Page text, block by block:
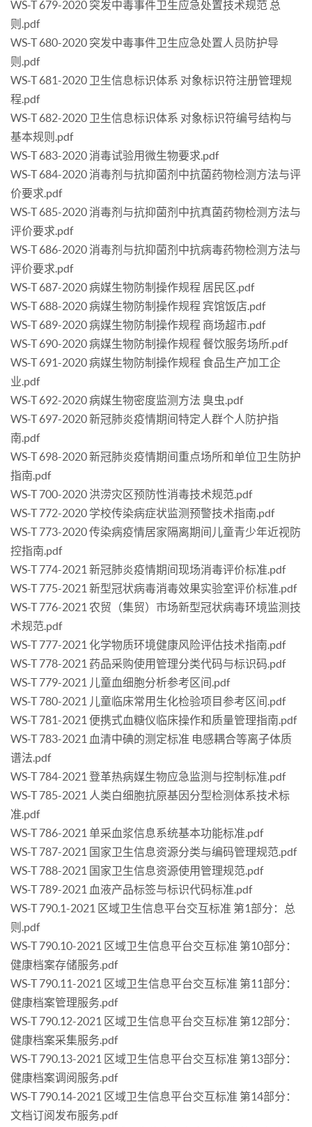
WS-T 679-2020 突发中毒事件卫生应急处置技术规范 总
则.pdf
WS-T 680-2020 突发中毒事件卫生应急处置人员防护导
则.pdf
WS-T 681-2020 卫生信息标识体系 对象标识符注册管理规
程.pdf
WS-T 682-2020 卫生信息标识体系 对象标识符编号结构与
基本规则.pdf
WS-T 683-2020 消毒试验用微生物要求.pdf
WS-T 684-2020 消毒剂与抗抑菌剂中抗菌药物检测方法与评
价要求.pdf
WS-T 685-2020 消毒剂与抗抑菌剂中抗真菌药物检测方法与
评价要求.pdf
WS-T 686-2020 消毒剂与抗抑菌剂中抗病毒药物检测方法与
评价要求.pdf
WS-T 687-2020 病媒生物防制操作规程 居民区.pdf
WS-T 688-2020 病媒生物防制操作规程 宾馆饭店.pdf
WS-T 689-2020 病媒生物防制操作规程 商场超市.pdf
WS-T 690-2020 病媒生物防制操作规程 餐饮服务场所.pdf
WS-T 691-2020 病媒生物防制操作规程 食品生产加工企
业.pdf
WS-T 692-2020 病媒生物密度监测方法 臭虫.pdf
WS-T 697-2020 新冠肺炎疫情期间特定人群个人防护指
南.pdf
WS-T 698-2020 新冠肺炎疫情期间重点场所和单位卫生防护
指南.pdf
WS-T 700-2020 洪涝灾区预防性消毒技术规范.pdf
WS-T 772-2020 学校传染病症状监测预警技术指南.pdf
WS-T 773-2020 传染病疫情居家隔离期间儿童青少年近视防
控指南.pdf
WS-T 774-2021 新冠肺炎疫情期间现场消毒评价标准.pdf
WS-T 775-2021 新型冠状病毒消毒效果实验室评价标准.pdf
WS-T 776-2021 农贸（集贸）市场新型冠状病毒环境监测技
术规范.pdf
WS-T 777-2021 化学物质环境健康风险评估技术指南.pdf
WS-T 778-2021 药品采购使用管理分类代码与标识码.pdf
WS-T 779-2021 儿童血细胞分析参考区间.pdf
WS-T 780-2021 儿童临床常用生化检验项目参考区间.pdf
WS-T 781-2021 便携式血糖仪临床操作和质量管理指南.pdf
WS-T 783-2021 血清中碘的测定标准 电感耦合等离子体质
谱法.pdf
WS-T 784-2021 登革热病媒生物应急监测与控制标准.pdf
WS-T 785-2021 人类白细胞抗原基因分型检测体系技术标
准.pdf
WS-T 786-2021 单采血浆信息系统基本功能标准.pdf
WS-T 787-2021 国家卫生信息资源分类与编码管理规范.pdf
WS-T 788-2021 国家卫生信息资源使用管理规范.pdf
WS-T 789-2021 血液产品标签与标识代码标准.pdf
WS-T 790.1-2021 区域卫生信息平台交互标准 第1部分：总
则.pdf
WS-T 790.10-2021 区域卫生信息平台交互标准 第10部分：
健康档案存储服务.pdf
WS-T 790.11-2021 区域卫生信息平台交互标准 第11部分：
健康档案管理服务.pdf
WS-T 790.12-2021 区域卫生信息平台交互标准 第12部分：
健康档案采集服务.pdf
WS-T 790.13-2021 区域卫生信息平台交互标准 第13部分：
健康档案调阅服务.pdf
WS-T 790.14-2021 区域卫生信息平台交互标准 第14部分：
文档订阅发布服务.pdf